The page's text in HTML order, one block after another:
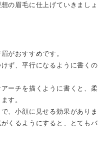
の眉毛に仕上げていきましょ
がおすすめです。
ず、平行になるように書くの
ーチを描くように書くと、柔
す。
、小顔に見せる効果がありま
くるようにすると、とてもバ